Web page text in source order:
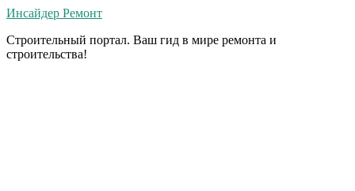
Инсайдер Ремонт
Строительный портал. Ваш гид в мире ремонта и
строительства!